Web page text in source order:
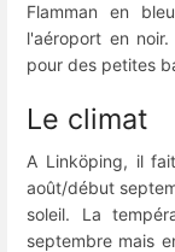
Flamman en
l'aéroport en
pour des petites
Le climat
A Linköping, il
août/début
soleil. La
septembre mais